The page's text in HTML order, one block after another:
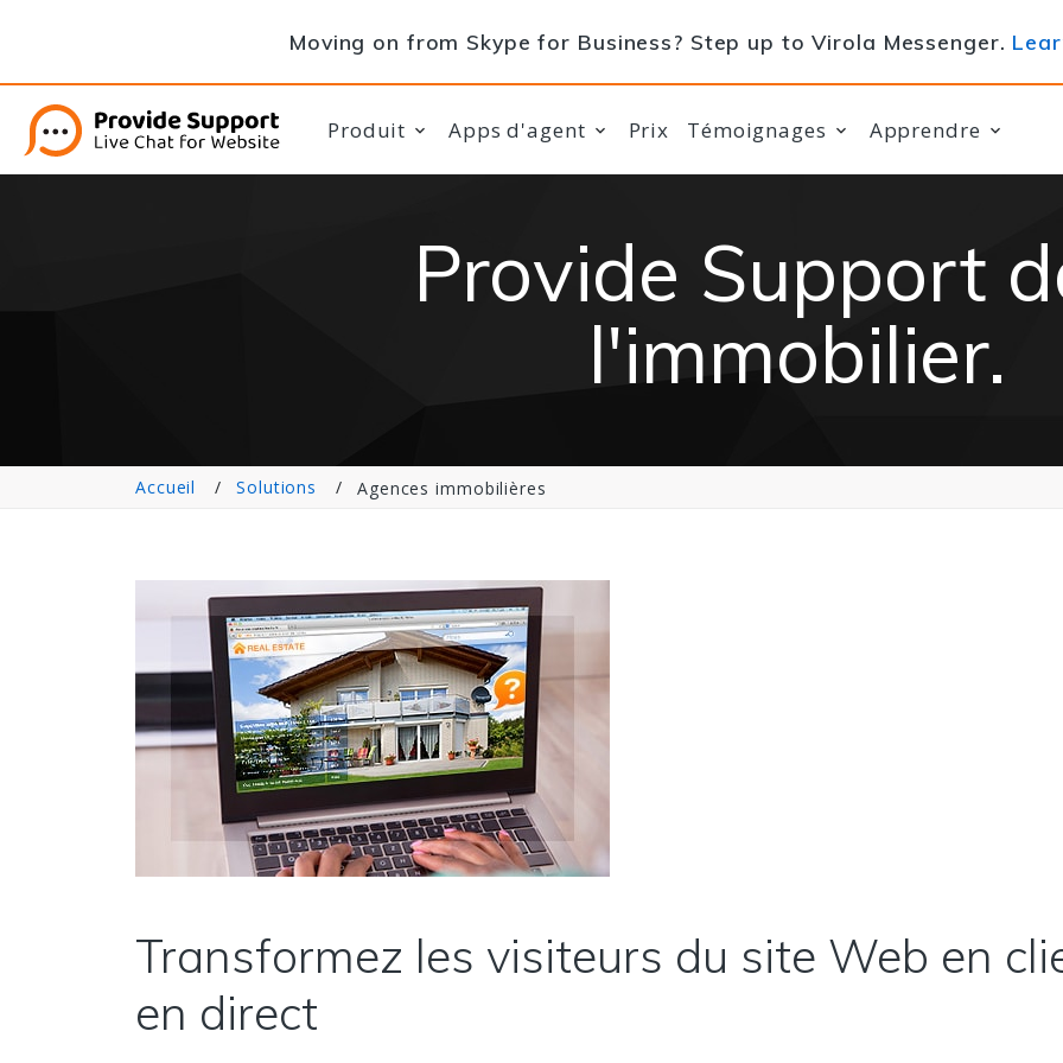
Moving on from Skype for Business? Step up to Virola Messenger.
Produit Apps d'agent Prix Témoignages Apprendre
Provide Support
l'immobilier.
Accueil Solutions Agences immobilières
Transformez les visiteurs du site Web en
en direct